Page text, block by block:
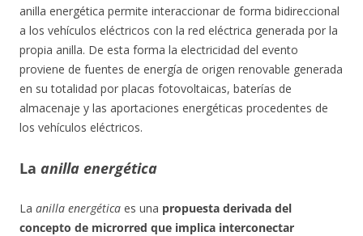
anilla energética permite interaccionar de forma bidireccional
a los vehículos eléctricos con la red eléctrica generada por la
propia anilla. De esta forma la electricidad del evento
proviene de fuentes de energía de origen renovable generada
en su totalidad por placas fotovoltaicas, baterías de
almacenaje y las aportaciones energéticas procedentes de
los vehículos eléctricos.
La anilla energética
La anilla energética es una propuesta derivada del
concepto de microrred que implica interconectar